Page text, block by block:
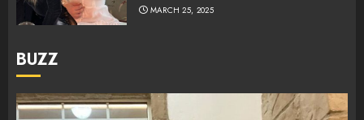
MARCH 25, 2025
BUZZ